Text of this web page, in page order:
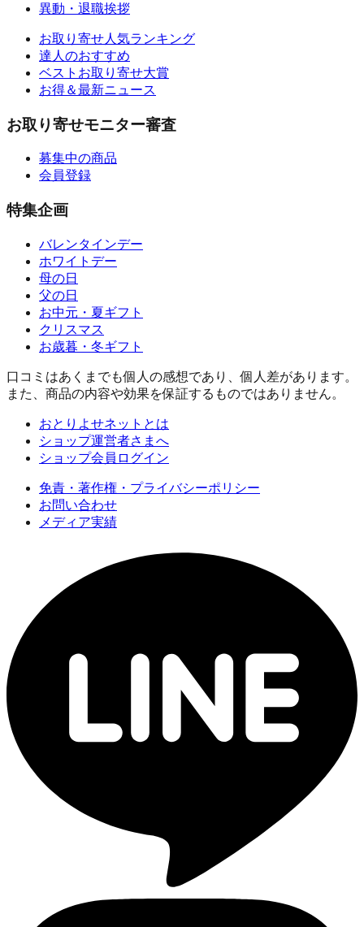
異動・退職挨拶
お取り寄せ人気ランキング
達人のおすすめ
ベストお取り寄せ大賞
お得＆最新ニュース
お取り寄せモニター審査
募集中の商品
会員登録
特集企画
バレンタインデー
ホワイトデー
母の日
父の日
お中元・夏ギフト
クリスマス
お歳暮・冬ギフト
口コミはあくまでも個人の感想であり、個人差があります。
また、商品の内容や効果を保証するものではありません。
おとりよせネットとは
ショップ運営者さまへ
ショップ会員ログイン
免責・著作権・プライバシーポリシー
お問い合わせ
メディア実績